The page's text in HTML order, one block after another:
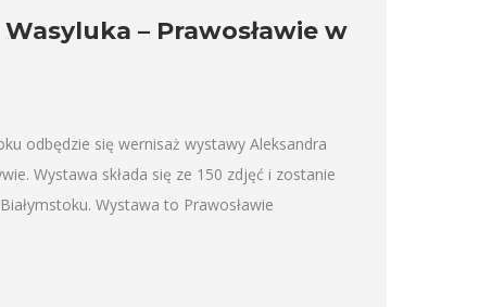
– Prawosławie w
odbędzie się wernisaż wystawy Aleksandra
Wystawa składa się ze 150 zdjęć i zostanie
Wystawa to Prawosławie